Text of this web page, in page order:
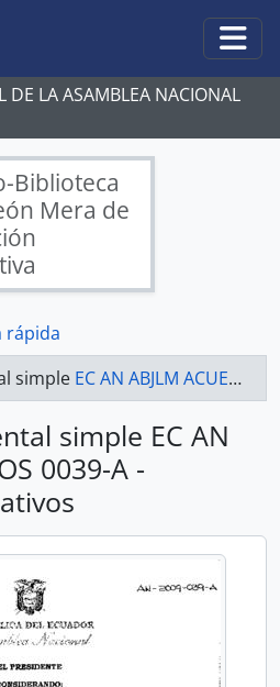
DE LA ASAMBLEA NACIONAL
Biblioteca
Mera de
rápida
simple EC AN ABJLM ACUERDOS 0039-A - Acuerdos Legislativos
simple EC AN
0039-A -